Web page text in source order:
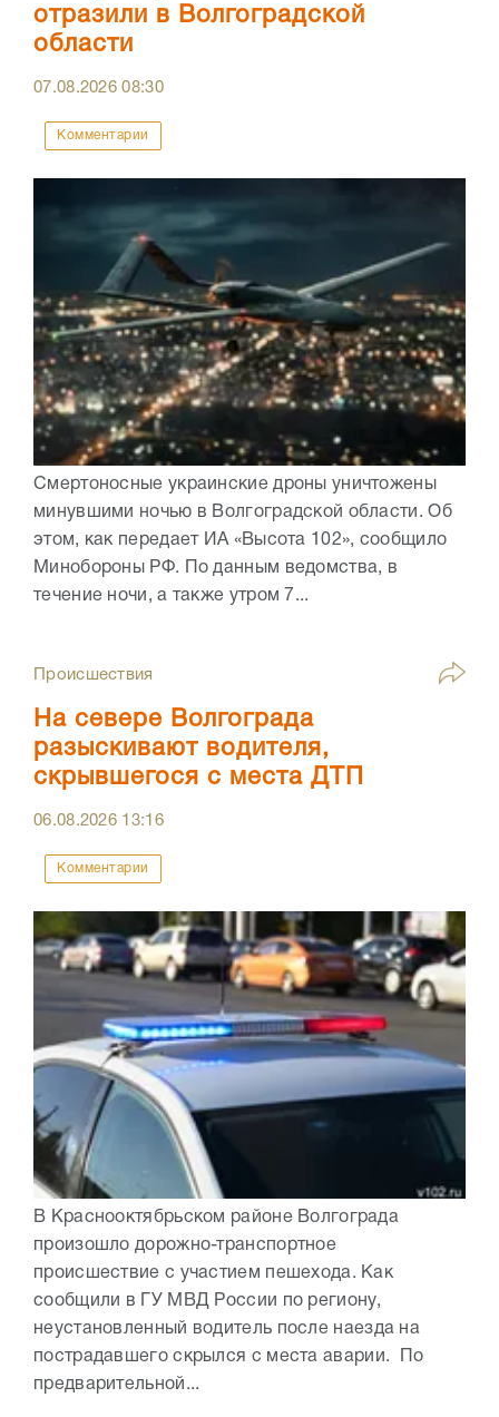
отразили в Волгоградской
области
07.08.202608:30
Комментарии
Смертоносные украинские дроны уничтожены
минувшими ночью в Волгоградской области. Об
этом, как передает ИА «Высота 102», сообщило
Минобороны РФ. По данным ведомства, в
течение ночи, а также утром 7...
Происшествия
На севере Волгограда
разыскивают водителя,
скрывшегося с места ДТП
06.08.2026 13:16
Комментарии
В Краснооктябрьском районе Волгограда
произошло дорожно-транспортное
происшествие с участием пешехода. Как
сообщили в ГУ МВД России по региону,
неустановленный водитель после наезда на
пострадавшего скрылся с места аварии. По
предварительной...